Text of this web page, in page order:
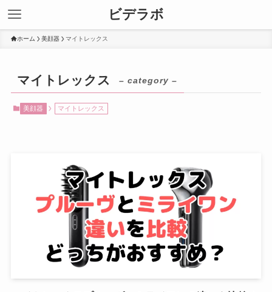
ビデラボ
ホーム 美顔器 マイトレックス
マイトレックス – category –
美顔器 マイトレックス